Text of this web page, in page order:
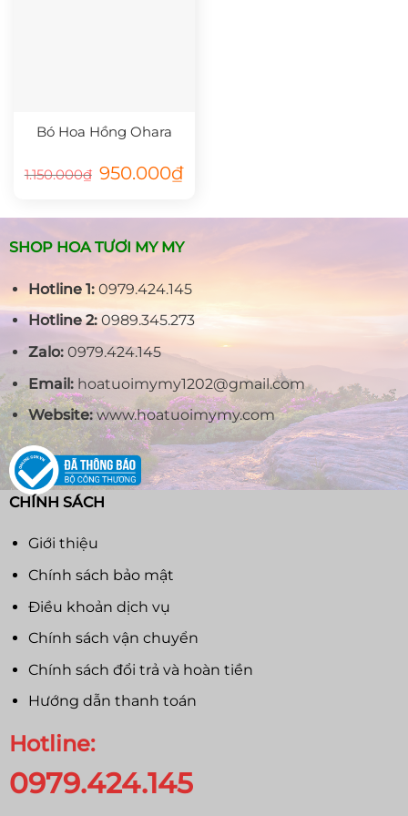
Bó Hoa Hồng Ohara
1.150.000₫ Giá
gốc
950.000₫Giá
950.000₫.
SHOP HOA TƯƠI MY MY
Hotline 1:0979.424.145
Hotline 2:0989.345.273
Zalo:0979.424.145
Email:hoatuoimymy1202@gmail.com
Website:www.hoatuoimymy.com
CHÍNH SÁCH
Giới thiệu
Chính sách bảo mật
Điều khoản dịch vụ
Chính sách vận chuyển
Chính sách đổi trả và hoàn tiền
Hướng dẫn thanh toán
Hotline:
0979.424.145